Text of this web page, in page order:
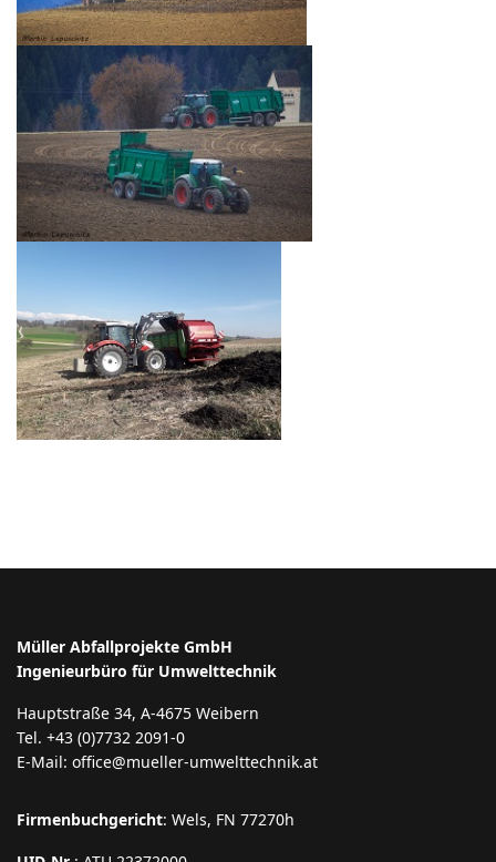
Müller Abfallprojekte GmbH
Ingenieurbüro für Umwelttechnik
Hauptstraße 34, A-4675 Weibern
Tel. +43 (0)7732 2091-0
E-Mail: office@mueller-umwelttechnik.at
Firmenbuchgericht: Wels, FN 77270h